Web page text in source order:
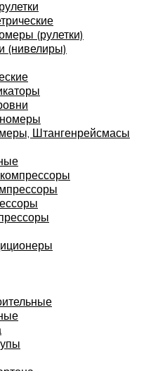
(рулетки)
(нивелиры)
Штангенрейсмасы